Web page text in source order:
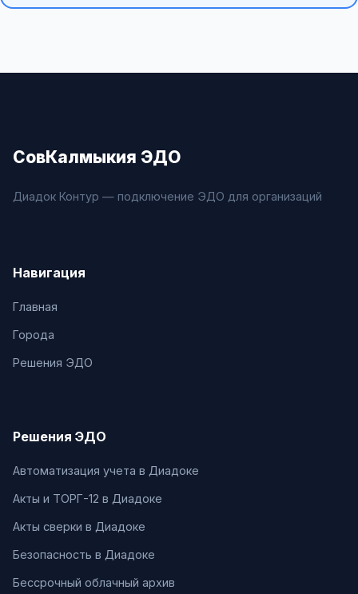
СовКалмыкия ЭДО
Диадок Контур — подключение ЭДО для организаций
Навигация
Главная
Города
Решения ЭДО
Решения ЭДО
Автоматизация учета в Диадоке
Акты и ТОРГ-12 в Диадоке
Акты сверки в Диадоке
Безопасность в Диадоке
Бессрочный облачный архив